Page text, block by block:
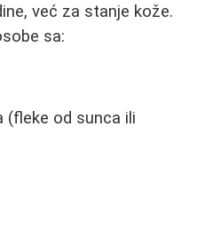
već za stanje kože.
sa:
(fleke od sunca ili